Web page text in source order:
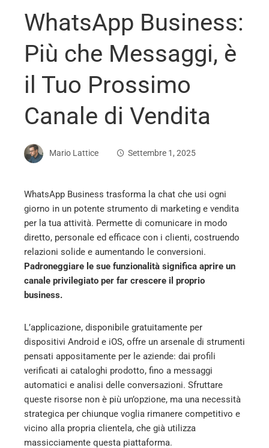
WhatsApp Business:
Più che Messaggi, è
il Tuo Prossimo
Canale di Vendita
Mario Lattice Settembre 1, 2025
WhatsApp Business trasforma la chat che usi ogni
giorno in un potente strumento di marketing e vendita
per la tua attività. Permette di comunicare in modo
diretto, personale ed efficace con i clienti, costruendo
relazioni solide e aumentando le conversioni.
Padroneggiare le sue funzionalità significa aprire un
canale privilegiato per far crescere il proprio
business.
L’applicazione, disponibile gratuitamente per
dispositivi Android e iOS, offre un arsenale di strumenti
pensati appositamente per le aziende: dai profili
verificati ai cataloghi prodotto, fino a messaggi
automatici e analisi delle conversazioni. Sfruttare
queste risorse non è più un’opzione, ma una necessità
strategica per chiunque voglia rimanere competitivo e
vicino alla propria clientela, che già utilizza
massicciamente questa piattaforma.